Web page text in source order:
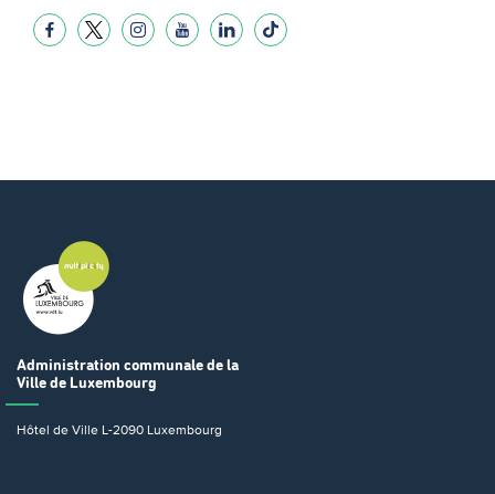
Administration communale de la
Ville de Luxembourg
Hôtel de Ville L-2090 Luxembourg